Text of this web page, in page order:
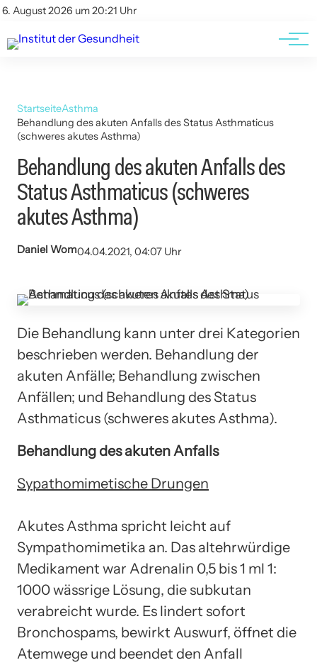
6. August 2026 um 20:21 Uhr
Kontakt
Kontakt
AGBs
StartseiteAsthma
Behandlung des akuten Anfalls des Status Asthmaticus
(schweres akutes Asthma)
Behandlung des akuten Anfalls des
Status Asthmaticus (schweres
akutes Asthma)
Daniel Wom04.04.2021, 04:07 Uhr
Die Behandlung kann unter drei Kategorien
beschrieben werden. Behandlung der
akuten Anfälle; Behandlung zwischen
Anfällen; und Behandlung des Status
Asthmaticus (schweres akutes Asthma).
Behandlung des akuten Anfalls
Sypathomimetische Drungen
Akutes Asthma spricht leicht auf
Sympathomimetika an. Das altehrwürdige
Medikament war Adrenalin 0,5 bis 1 ml 1:
1000 wässrige Lösung, die subkutan
verabreicht wurde. Es lindert sofort
Bronchospams, bewirkt Auswurf, öffnet die
Atemwege und beendet den Anfall